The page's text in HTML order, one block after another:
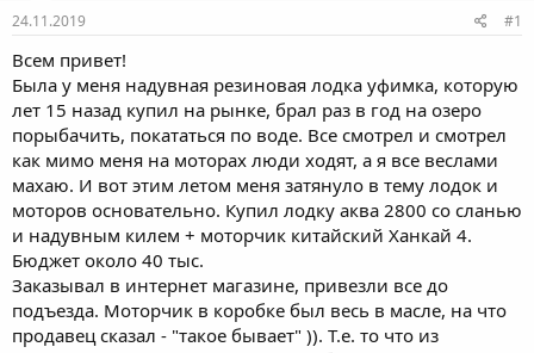
е
м
ы
24.11.2019 #1
Всем привет!
Была у меня надувная резиновая лодка уфимка, которую
лет 15 назад купил на рынке, брал раз в год на озеро
порыбачить, покататься по воде. Все смотрел и смотрел
как мимо меня на моторах люди ходят, а я все веслами
махаю. И вот этим летом меня затянуло в тему лодок и
моторов основательно. Купил лодку аква 2800 со сланью
и надувным килем + моторчик китайский Ханкай 4.
Бюджет около 40 тыс.
Заказывал в интернет магазине, привезли все до
подъезда. Моторчик в коробке был весь в масле, на что
продавец сказал - "такое бывает" )). Т.е. то что из